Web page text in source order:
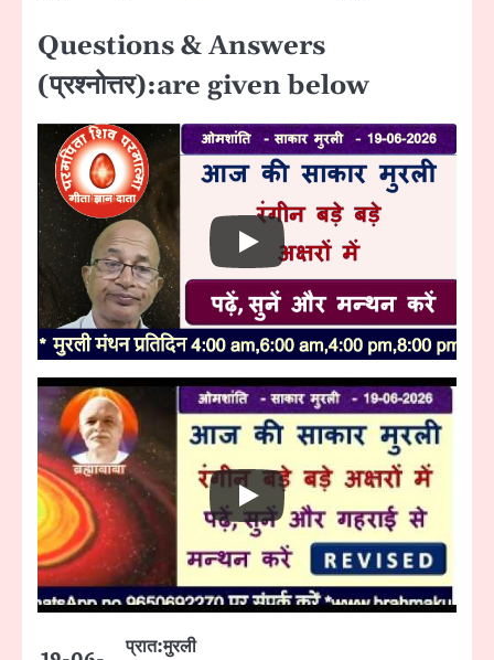
Questions & Answers
(प्रश्नोत्तर):are given below
प्रात:मुरली